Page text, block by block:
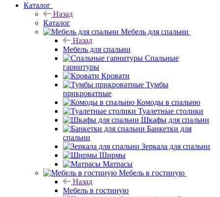
Каталог
Назад
Каталог
Мебель для спальни
Назад
Мебель для спальни
Спальные
гарнитуры
Кровати
Тумбы
прикроватные
Комоды в спальню
Туалетные столики
Шкафы для спальни
Банкетки для
спальни
Зеркала для спальни
Ширмы
Матрасы
Мебель в гостиную
Назад
Мебель в гостиную